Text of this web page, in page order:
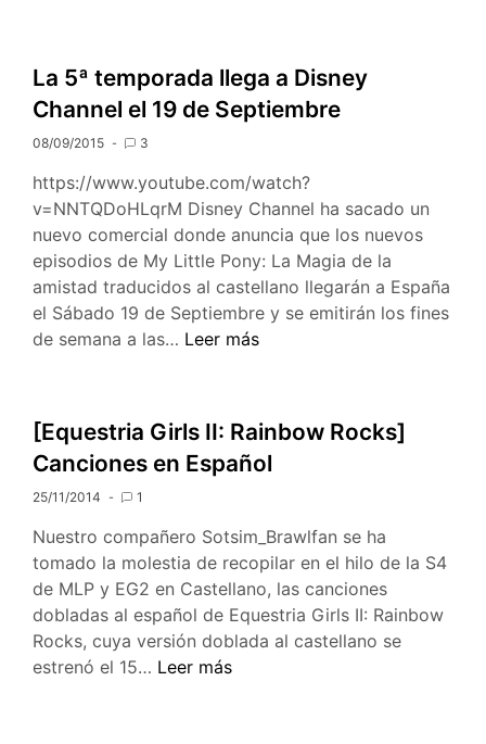
segunda
mitad
S5
a
Disney
Channel
La 5ª temporada llega a Disney
Channel el 19 de Septiembre
08/09/2015 3
https://www.youtube.com/watch?
v=NNTQDoHLqrM Disney Channel ha sacado un
nuevo comercial donde anuncia que los nuevos
episodios de My Little Pony: La Magia de la
amistad traducidos al castellano llegarán a España
el Sábado 19 de Septiembre y se emitirán los fines
de semana a las… La
a
Disney
19
de
Septiembre
Leer más
[Equestria Girls II: Rainbow Rocks]
Canciones en Español
25/11/2014 1
Nuestro compañero Sotsim_Brawlfan se ha
tomado la molestia de recopilar en el hilo de la S4
de MLP y EG2 en Castellano, las canciones
dobladas al español de Equestria Girls II: Rainbow
Rocks, cuya versión doblada al castellano se
estrenó el 15… [Equestria
Leer más